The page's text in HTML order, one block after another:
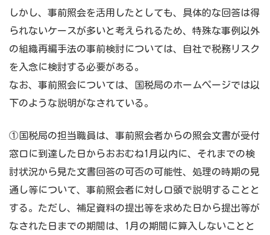
しかし、事前照会を活用したとしても、具体的な回答は得
られないケースが多いと考えられるため、特殊な事例以外
の組織再編手法の事前検討については、自社で税務リスク
を入念に検討する必要がある。
なお、事前照会については、国税局のホームぺージでは以
下のような説明がなされている。
①国税局の担当職員は、事前照会者からの照会文書が受付
窓口に到達した日からおおむね1月以内に、それまでの検
討状況から見た文書回答の可否の可能性、処理の時期の見
通し等について、事前照会者に対し口頭で説明することと
する。ただし、補足資料の提出等を求めた日から提出等が
なされた日までの期間は、1月の期間に算入しないことと